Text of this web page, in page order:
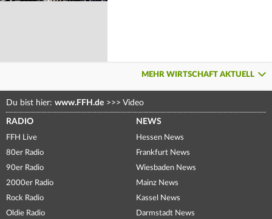
MEHR WIRTSCHAFT AKTUELL
Du bist hier: www.FFH.de >>> Video
RADIO
FFH Live
80er Radio
90er Radio
2000er Radio
Rock Radio
Oldie Radio
NEWS
Hessen News
Frankfurt News
Wiesbaden News
Mainz News
Kassel News
Darmstadt News